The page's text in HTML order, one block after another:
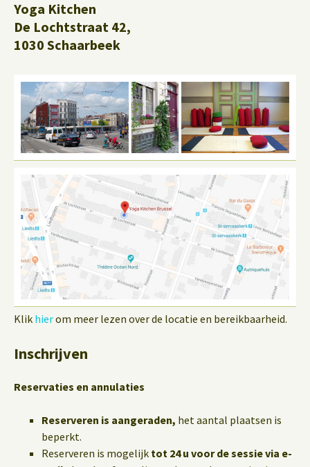
Yoga Kitchen
De Lochtstraat 42,
1030 Schaarbeek
Klik hierom meer lezen over de locatie en bereikbaarheid.
Inschrijven
Reservaties en annulaties
Reserveren is aangeraden, het aantal plaatsen is
beperkt.
Reserveren is mogelijk tot 24 u voor de sessie via e-